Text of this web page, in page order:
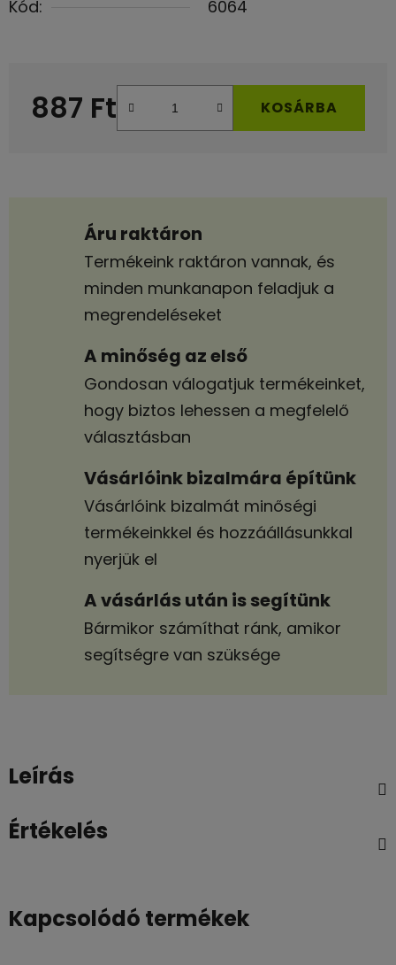
Kód:
6064
887 Ft KOSÁRBA
Áru raktáron
Termékeink raktáron vannak, és
minden munkanapon feladjuk a
megrendeléseket
A minőség az első
Gondosan válogatjuk termékeinket,
hogy biztos lehessen a megfelelő
választásban
Vásárlóink bizalmára építünk
Vásárlóink bizalmát minőségi
termékeinkkel és hozzáállásunkkal
nyerjük el
A vásárlás után is segítünk
Bármikor számíthat ránk, amikor
segítségre van szüksége
Leírás
Értékelés
Kapcsolódó termékek